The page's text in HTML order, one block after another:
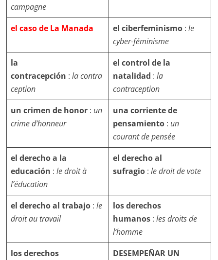
campagne
el caso de La Manada el ciberfeminismo :le
cyber-féminisme
la
contracepción :la contra
ception
el control de la
natalidad :la
contraception
un crimen de honor : un
crime d’honneur
una corriente de
pensamiento : un
courant de pensée
el derecho a la
educación :le droit à
l’éducation
el derecho al
sufragio :le droit de vote
el derecho al trabajo :le
droit au travail
los derechos
humanos :les droits de
l’homme
los derechos
DESEMPEÑAR UN